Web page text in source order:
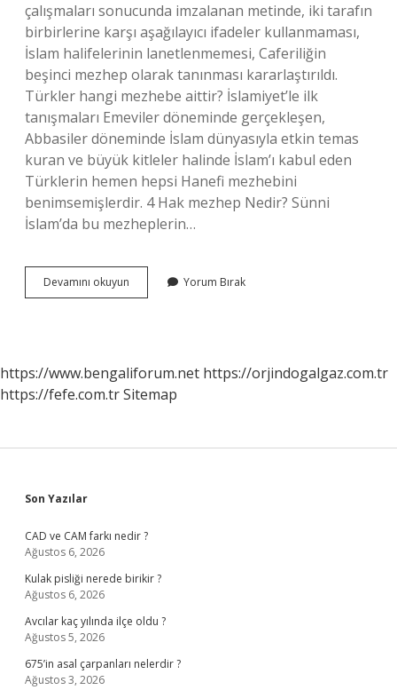
çalışmaları sonucunda imzalanan metinde, iki tarafın
birbirlerine karşı aşağılayıcı ifadeler kullanmaması,
İslam halifelerinin lanetlenmemesi, Caferiliğin
beşinci mezhep olarak tanınması kararlaştırıldı.
Türkler hangi mezhebe aittir? İslamiyet’le ilk
tanışmaları Emeviler döneminde gerçekleşen,
Abbasiler döneminde İslam dünyasıyla etkin temas
kuran ve büyük kitleler halinde İslam’ı kabul eden
Türklerin hemen hepsi Hanefi mezhebini
benimsemişlerdir. 4 Hak mezhep Nedir? Sünni
İslam’da bu mezheplerin…
Devamını okuyun
Inci
Yorum Bırak
https://www.bengaliforum.net https://orjindogalgaz.com.tr
https://fefe.com.trSitemap
Sidebar
Son Yazılar
CAD ve CAM farkı nedir ?
Ağustos 6, 2026
Kulak pisliği nerede birikir ?
Ağustos 6, 2026
Avcılar kaç yılında ilçe oldu ?
Ağustos 5, 2026
675’in asal çarpanları nelerdir ?
Ağustos 3, 2026